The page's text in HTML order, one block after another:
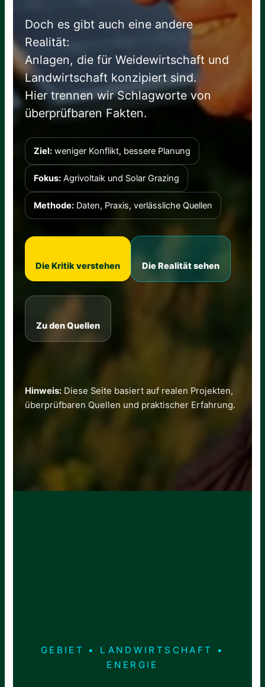
Doch es gibt auch eine andere
Realität:
Anlagen, die für Weidewirtschaft und
Landwirtschaft konzipiert sind.
Hier trennen wir Schlagworte von
überprüfbaren Fakten.
Ziel: weniger Konflikt, bessere Planung
Fokus: Agrivoltaik und Solar Grazing
Methode: Daten, Praxis, verlässliche Quellen
Die Kritik verstehen Die Realität sehen
Zu den Quellen
Hinweis: Diese Seite basiert auf realen Projekten,
überprüfbaren Quellen und praktischer Erfahrung.
GEBIET • LANDWIRTSCHAFT •
ENERGIE